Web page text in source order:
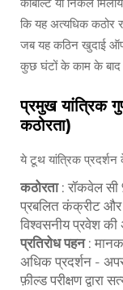
कि यह अत्यधिक कठोर
जब यह कठिन खुदाई
कुछ घंटों के काम के बाद
प्रमुख यांत्रिक
कठोरता)
ये टूथ यांत्रिक
कठोरता : रॉकवेल
प्रबलित कंक्रीट और
विश्वसनीय प्रवेश
प्रतिरोध पहन :
अधिक प्रदर्शन -
फ़ील्ड परीक्षण